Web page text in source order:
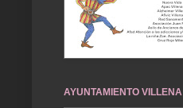
AYUNTAMIENTO VILLENA